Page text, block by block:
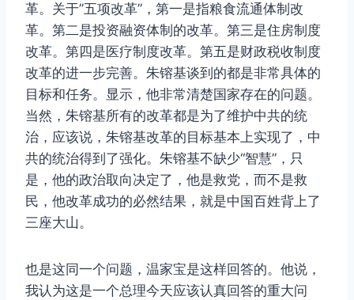
革。关于”五项改革”，第一是指粮食流通体制改
革。第二是投资融资体制的改革。第三是住房制度
改革。第四是医疗制度改革。第五是财政税收制度
改革的进一步完善。朱镕基谈到的都是非常具体的
目标和任务。显示，他非常清楚国家存在的问题。
当然，朱镕基所有的改革都是为了维护中共的统
治，应该说，朱镕基改革的目标基本上实现了，中
共的统治得到了强化。朱镕基不缺少“智慧”，只
是，他的政治取向决定了，他是救党，而不是救
民，他改革成功的必然结果，就是中国百姓背上了
三座大山。
也是这同一个问题，温家宝是这样回答的。他说，
我认为这是一个总理今天应该认真回答的重大问